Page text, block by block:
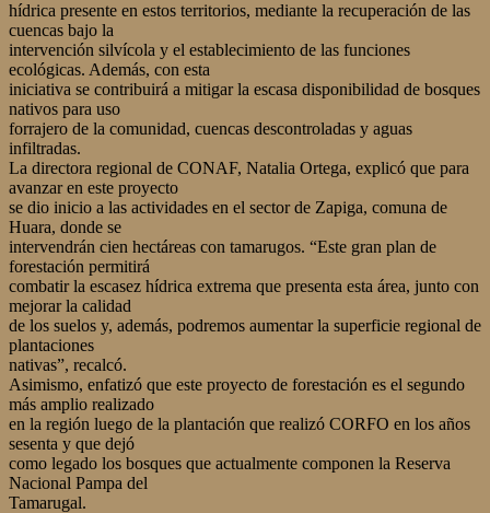
hídrica presente en estos territorios, mediante la recuperación de las
cuencas bajo la
intervención silvícola y el establecimiento de las funciones
ecológicas. Además, con esta
iniciativa se contribuirá a mitigar la escasa disponibilidad de bosques
nativos para uso
forrajero de la comunidad, cuencas descontroladas y aguas
infiltradas.
La directora regional de CONAF, Natalia Ortega, explicó que para
avanzar en este proyecto
se dio inicio a las actividades en el sector de Zapiga, comuna de
Huara, donde se
intervendrán cien hectáreas con tamarugos. “Este gran plan de
forestación permitirá
combatir la escasez hídrica extrema que presenta esta área, junto con
mejorar la calidad
de los suelos y, además, podremos aumentar la superficie regional de
plantaciones
nativas”, recalcó.
Asimismo, enfatizó que este proyecto de forestación es el segundo
más amplio realizado
en la región luego de la plantación que realizó CORFO en los años
sesenta y que dejó
como legado los bosques que actualmente componen la Reserva
Nacional Pampa del
Tamarugal.